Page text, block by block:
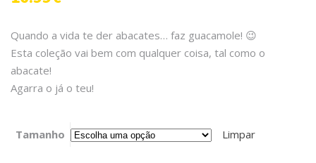
Quando a vida te der abacates… faz guacamole! 😉
Esta coleção vai bem com qualquer coisa, tal como o
abacate!
Agarra o já o teu!
Tamanho Limpar